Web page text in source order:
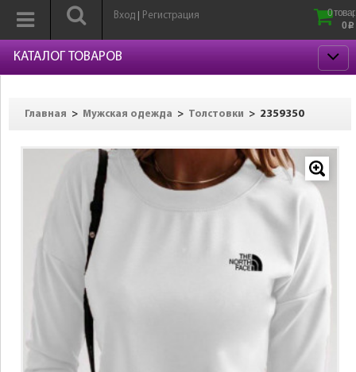
Вход Регистрация
0
0 p
КАТАЛОГ ТОВАРОВ
Главная > Мужская одежда > Толстовки > 2359350